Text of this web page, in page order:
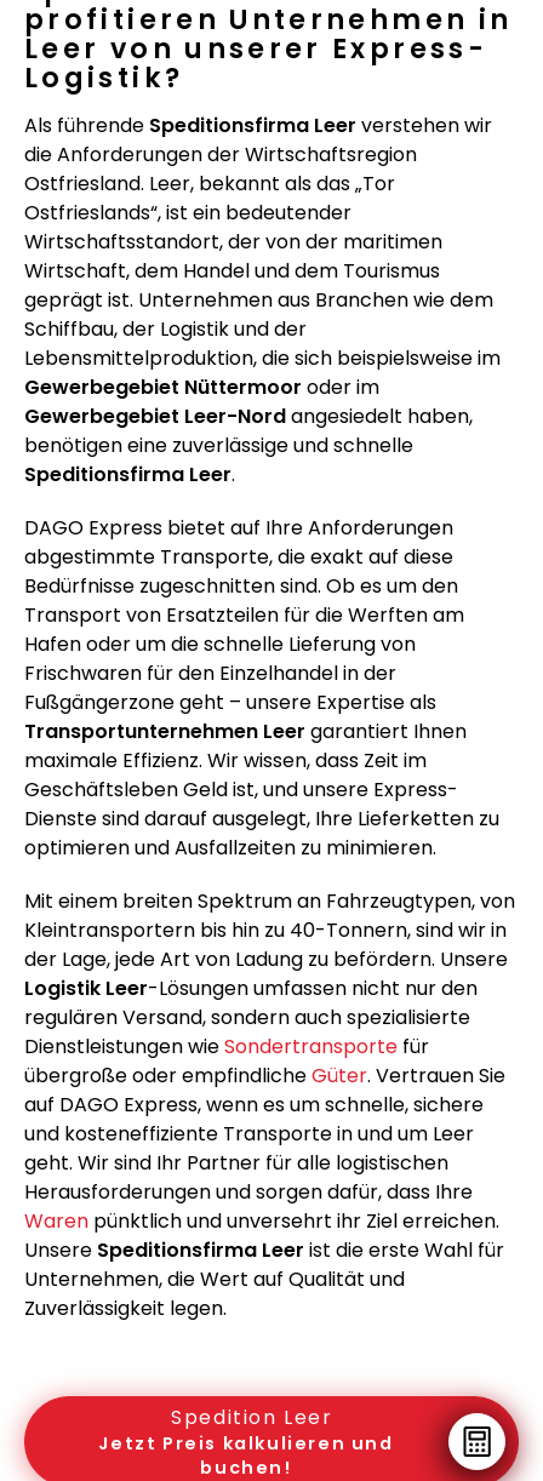
profitieren Unternehmen in
Leer von unserer Express-
Logistik?
Als führende Speditionsfirma Leer verstehen wir
die Anforderungen der Wirtschaftsregion
Ostfriesland. Leer, bekannt als das „Tor
Ostfrieslands“, ist ein bedeutender
Wirtschaftsstandort, der von der maritimen
Wirtschaft, dem Handel und dem Tourismus
geprägt ist. Unternehmen aus Branchen wie dem
Schiffbau, der Logistik und der
Lebensmittelproduktion, die sich beispielsweise im
Gewerbegebiet Nüttermoor oder im
Gewerbegebiet Leer-Nordangesiedelt haben,
benötigen eine zuverlässige und schnelle
Speditionsfirma Leer.
DAGO Express bietet auf Ihre Anforderungen
abgestimmte Transporte, die exakt auf diese
Bedürfnisse zugeschnitten sind. Ob es um den
Transport von Ersatzteilen für die Werften am
Hafen oder um die schnelle Lieferung von
Frischwaren für den Einzelhandel in der
Fußgängerzone geht – unsere Expertise als
Transportunternehmen Leer garantiert Ihnen
maximale Effizienz. Wir wissen, dass Zeit im
Geschäftsleben Geld ist, und unsere Express-
Dienste sind darauf ausgelegt, Ihre Lieferketten zu
optimieren und Ausfallzeiten zu minimieren.
Mit einem breiten Spektrum an Fahrzeugtypen, von
Kleintransportern bis hin zu 40-Tonnern, sind wir in
der Lage, jede Art von Ladung zu befördern. Unsere
Logistik Leer-Lösungen umfassen nicht nur den
regulären Versand, sondern auch spezialisierte
Dienstleistungen wieSondertransporte für
übergroße oder empfindlicheGüter. Vertrauen Sie
auf DAGO Express, wenn es um schnelle, sichere
und kosteneffiziente Transporte in und um Leer
geht. Wir sind Ihr Partner für alle logistischen
Herausforderungen und sorgen dafür, dass Ihre
Waren pünktlich und unversehrt ihr Ziel erreichen.
Unsere Speditionsfirma Leer ist die erste Wahl für
Unternehmen, die Wert auf Qualität und
Zuverlässigkeit legen.
Spedition Leer
Jetzt Preis kalkulieren und
buchen!